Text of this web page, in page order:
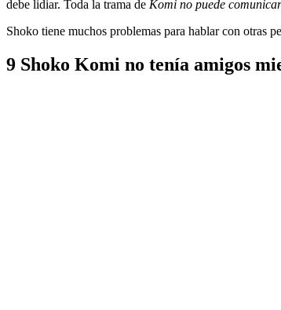
debe lidiar. Toda la trama de Komi no puede
Shoko tiene muchos problemas para hablar con otras
9 Shoko Komi no tenía amigos